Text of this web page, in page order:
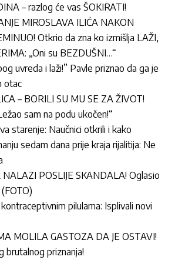
– razlog će vas ŠOKIRATI!
MIROSLAVA ILIĆA NAKON
Otkrio da zna ko izmišlja LAŽI,
„Oni su BEZDUŠNI…“
uvreda i laži!” Pavle priznao da ga je
otac
– BORILI SU MU SE ZA ŽIVOT!
sam na podu ukočen!“
starenje: Naučnici otkrili i kako
sedam dana prije kraja rijalitija: Ne
NALAZI POSLIJE SKANDALA! Oglasio
pilulama: Isplivali novi
MOLILA GASTOZA DA JE OSTAVI!
brutalnog priznanja!